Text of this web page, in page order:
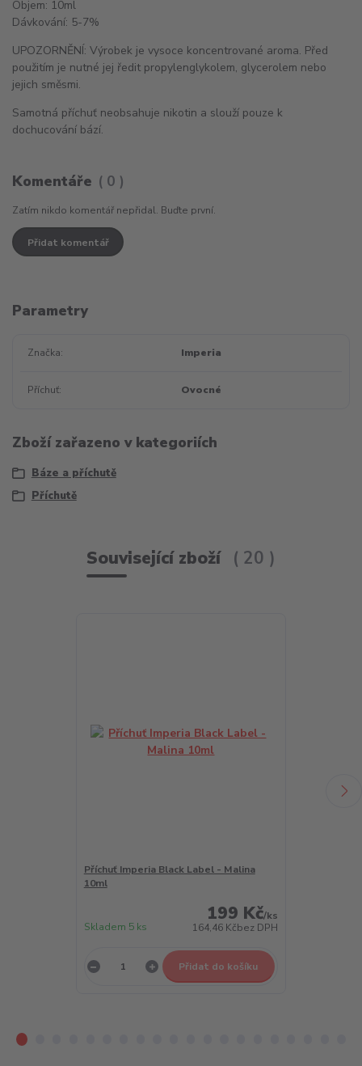
Objem: 10ml
Dávkování: 5-7%
UPOZORNĚNÍ: Výrobek je vysoce koncentrované aroma. Před
použitím je nutné jej ředit propylenglykolem, glycerolem nebo
jejich směsmi.
Samotná příchuť neobsahuje nikotin a slouží pouze k
dochucování bází.
Komentáře 0
Zatím nikdo komentář nepřidal. Buďte první.
Přidat komentář
Parametry
Značka Imperia
Příchuť Ovocné
Zboží zařazeno v kategoriích
Báze a příchutě
Příchutě
Související zboží 20
Příchuť Imperia Black Label - Malina
10ml
199 Kč/ks
164,46 Kčbez DPH
Skladem 5 ks
Přidat do košíku